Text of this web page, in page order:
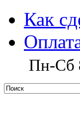
Как
Пн-Сб